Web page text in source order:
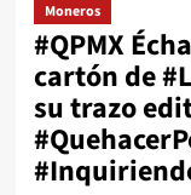
Moneros
#QPMX
cartón de
su trazo